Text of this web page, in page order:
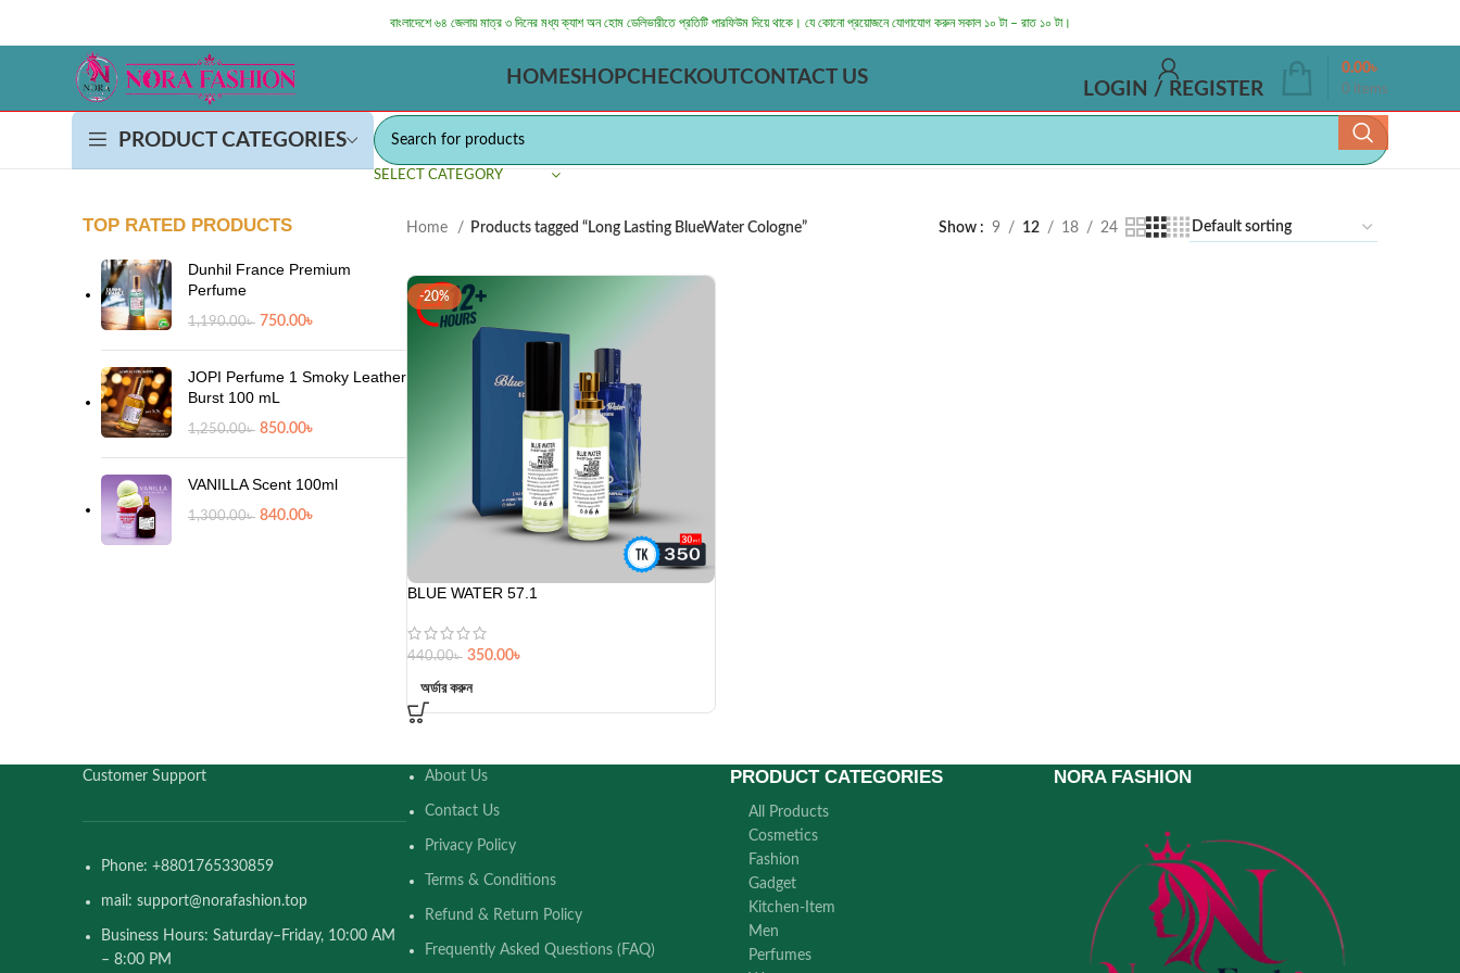
বাংলাদেশে ৬৪ জেলায় মাত্র ৩ দিনের মধ্য ক্যাশ অন হোম ডেলিভারীতে প্রতিটি পারফিউম দিয়ে থাকে। যে কোনো প্রয়োজনে যোগাযোগ করুন সকাল ১০ টা – রাত ১০ টা।
HOMESHOPCHECKOUTCONTACT US
LOGIN / REGISTER 0 items
0.00৳
PRODUCT CATEGORIES
SELECT CATEGORY
TOP RATED PRODUCTS
Dunhil France Premium
Perfume
1,190.00৳ 750.00৳
JOPI Perfume 1 Smoky Leather
Burst 100 mL
1,250.00৳ 850.00৳
VANILLA Scent 100ml
1,300.00৳ 840.00৳
Home Products tagged “Long Lasting BlueWater Cologne” Show 9 12 18 24
-20%
BLUE WATER 57.1
440.00৳ 350.00৳
অর্ডার করুন
Customer Support
Phone: +8801765330859
mail: support@norafashion.top
Business Hours: Saturday–Friday, 10:00 AM
– 8:00 PM
About Us
Contact Us
Privacy Policy
Terms & Conditions
Refund & Return Policy
Frequently Asked Questions (FAQ)
PRODUCT CATEGORIES
All Products
Cosmetics
Fashion
Gadget
Kitchen-Item
Men
Perfumes
NORA FASHION